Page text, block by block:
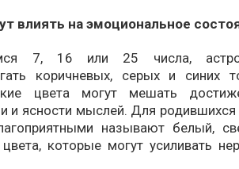
влиять на эмоциональное
7, 16 или 25 числа,
коричневых, серых и синих
цвета могут мешать
и ясности мыслей. Для родившихся
называют белый,
которые могут усиливать